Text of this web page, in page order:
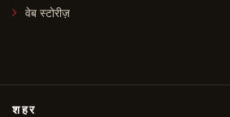
वेब स्टोरीज़
शहर